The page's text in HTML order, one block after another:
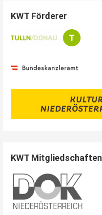
KWT Förderer
KWT Mitgliedschaften